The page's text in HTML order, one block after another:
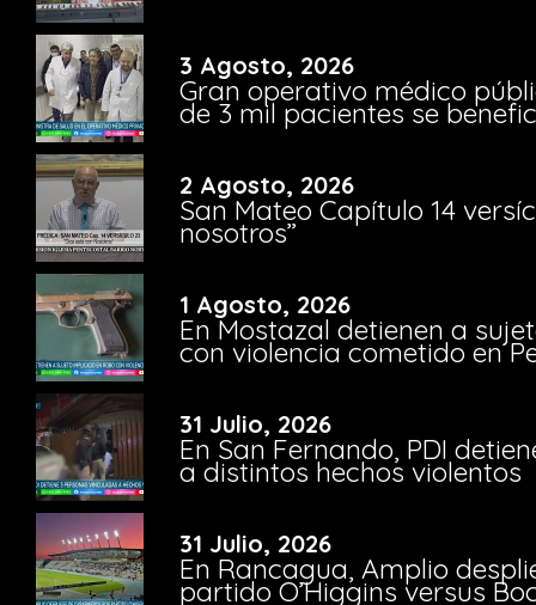
3 Agosto, 2026
Gran operativo médico
de 3 mil pacientes se
2 Agosto, 2026
San Mateo Capítulo 14
nosotros”
1 Agosto, 2026
En Mostazal detienen a
con violencia cometido en
31 Julio, 2026
En San Fernando, PDI
a distintos hechos violentos
31 Julio, 2026
En Rancagua, Amplio
partido O’Higgins versus